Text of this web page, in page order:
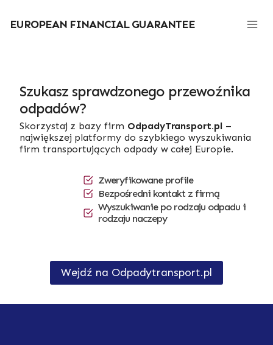
treści
EUROPEAN FINANCIAL GUARANTEE
Szukasz sprawdzonego przewoźnika
odpadów?
Skorzystaj z bazy firm OdpadyTransport.pl–
największej platformy do szybkiego wyszukiwania
firm transportujących odpady w całej Europie.
Zweryfikowane profile
Bezpośredni kontakt z firmą
Wyszukiwanie po rodzaju odpadu i
rodzaju naczepy
Wejdź na Odpadytransport.pl